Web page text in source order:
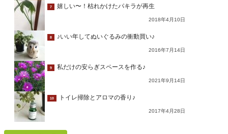
7 嬉しい〜！枯れかけたパキラが再生
2018年4月10日
8 ♪いい年してぬいぐるみの衝動買い♪
2016年7月14日
9 私だけの安らぎスペースを作る♪
2021年9月14日
10 トイレ掃除とアロマの香り♪
2017年4月28日